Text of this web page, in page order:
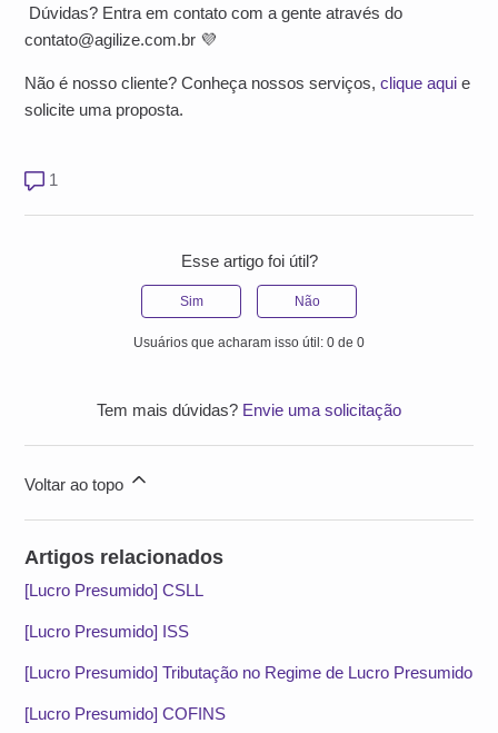
Dúvidas? Entra em contato com a gente através do
contato@agilize.com.br 💜
Não é nosso cliente? Conheça nossos serviços,clique aqui e
solicite uma proposta.
1 comentário
1
Esse artigo foi útil?
Sim Não
Usuários que acharam isso útil: 0 de 0
Tem mais dúvidas? Envie uma solicitação
Voltar ao topo
Artigos relacionados
[Lucro Presumido] CSLL
[Lucro Presumido] ISS
[Lucro Presumido] Tributação no Regime de Lucro Presumido
[Lucro Presumido] COFINS